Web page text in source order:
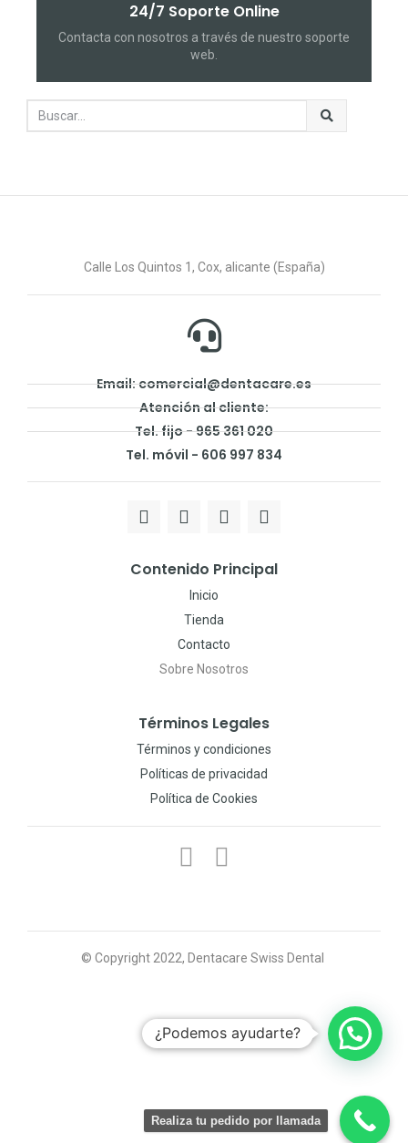
24/7 Soporte Online
Contacta con nosotros a través de nuestro soporte
web.
Calle Los Quintos 1, Cox, alicante (España)
Email: comercial@dentacare.es
Atención al cliente:
Tel. fijo - 965 361 020
Tel. móvil - 606 997 834
Contenido Principal
Inicio
Tienda
Contacto
Sobre Nosotros
Términos Legales
Términos y condiciones
Políticas de privacidad
Política de Cookies
© Copyright 2022, Dentacare Swiss Dental
¿Podemos ayudarte?
Realiza tu pedido por llamada